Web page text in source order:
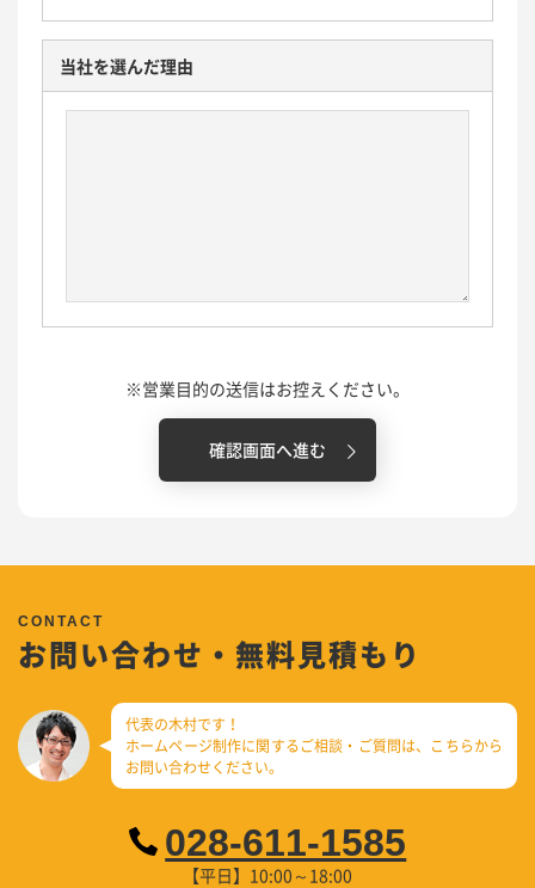
当社を選んだ理由
※営業目的の送信はお控えください。
確認画面へ進む
お問い合わせ・無料見積もり
代表の木村です！
ホームページ制作に関するご相談・ご質問は、 こちらから
お問い合わせください。
028-611-1585
【平日】10:00～18:00